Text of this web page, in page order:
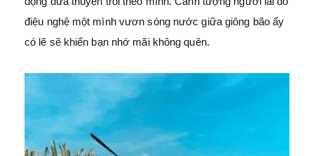
điệu nghệ một mình vươn sóng nước giữa giông bão ấy
có lẽ sẽ khiến bạn nhớ mãi không quên.